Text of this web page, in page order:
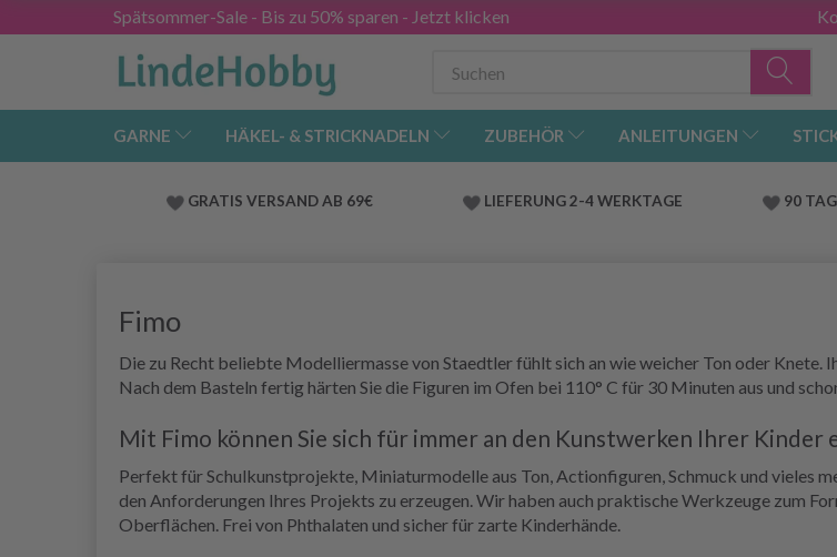
Spätsommer-Sale - Bis zu 50% sparen - Jetzt klicken
GARNE HÄKEL- & STRICKNADELN ZUBEHÖR ANLEITUNGEN
GRATIS VERSAND AB 69€ LIEFERUNG 2-4 WERKTAGE 90
Fimo
Die zu Recht beliebte Modelliermasse von Staedtler fühlt sich an wie weicher Ton oder Knete.
Nach dem Basteln fertig härten Sie die Figuren im Ofen bei 110° C für 30 Minuten aus und
Mit Fimo können Sie sich für immer an den Kunstwerken Ihrer Kinder
Perfekt für Schulkunstprojekte, Miniaturmodelle aus Ton, Actionfiguren, Schmuck und vieles
den Anforderungen Ihres Projekts zu erzeugen. Wir haben auch praktische Werkzeuge zum
Oberflächen. Frei von Phthalaten und sicher für zarte Kinderhände.